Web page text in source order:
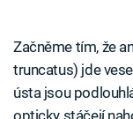
Začněme tím, že
truncatus) jde
ústa jsou